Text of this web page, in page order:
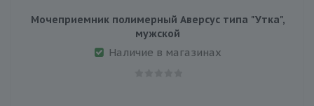
Мочеприемник полимерный Аверсус типа "Утка",
мужской
Наличие в магазинах